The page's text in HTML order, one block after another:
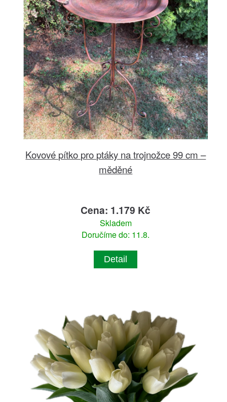
Kovové pítko pro ptáky na trojnožce 99 cm –
měděné
Cena: 1.179 Kč
Skladem
Doručíme do: 11.8.
Detail